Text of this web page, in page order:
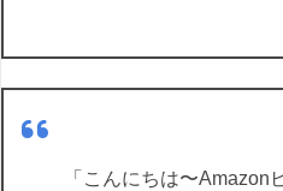
「こんにちは〜Amazon